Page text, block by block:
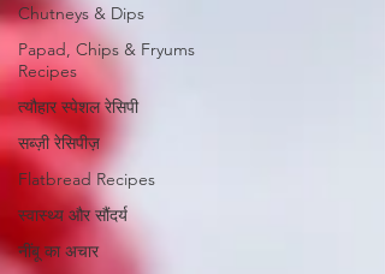
Chutneys & Dips
Papad, Chips & Fryums
Recipes
त्यौहार स्पेशल रेसिपी
सब्ज़ी रेसिपीज़
Flatbread Recipes
स्वास्थ्य और सौंदर्य
नींबू का अचार